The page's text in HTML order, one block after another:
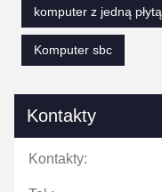
komputer z jedną płytą
Komputer sbc
Kontakty
Kontakty: